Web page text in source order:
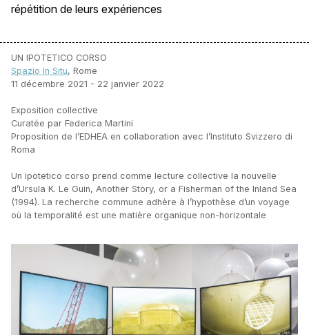
répétition de leurs expériences
UN IPOTETICO CORSO
Spazio In Situ, Rome
11 décembre 2021 - 22 janvier 2022
Exposition collective
Curatée par Federica Martini
Proposition de l’EDHEA en collaboration avec l’Instituto Svizzero di
Roma
Un ipotetico corso prend comme lecture collective la nouvelle
d’Ursula K. Le Guin, Another Story, or a Fisherman of the Inland Sea
(1994). La recherche commune adhère à l’hypothèse d’un voyage
où la temporalité est une matière organique non-horizontale